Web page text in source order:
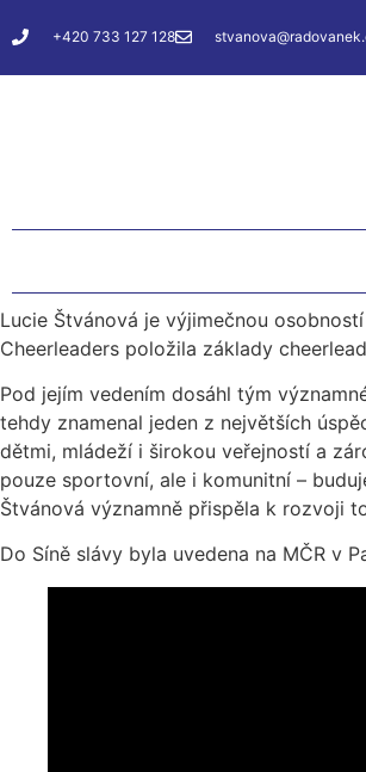
+420 733 127 128
Lucie Štvánová je výjimečnou
Cheerleaders položila základy
Pod jejím vedením dosáhl tým
tehdy znamenal jeden z největších
dětmi, mládeží i širokou veřejností a
pouze sportovní, ale i komunitní –
Štvánová významně přispěla k rozvoji
Do Síně slávy byla uvedena na MČR v